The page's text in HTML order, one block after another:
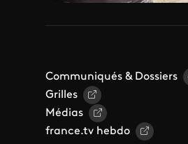
Communiqués & Dossiers
Grilles
Médias
france.tv hebdo